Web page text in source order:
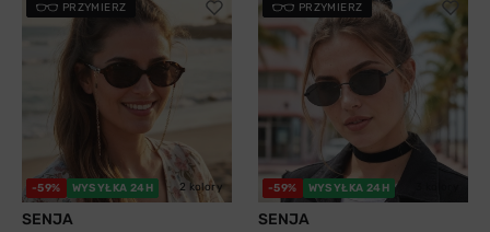
PRZYMIERZ
-59% WYSYŁKA 24H 2 kolory
SENJA
PRZYMIERZ
-59% WYSYŁKA 24H
SENJA